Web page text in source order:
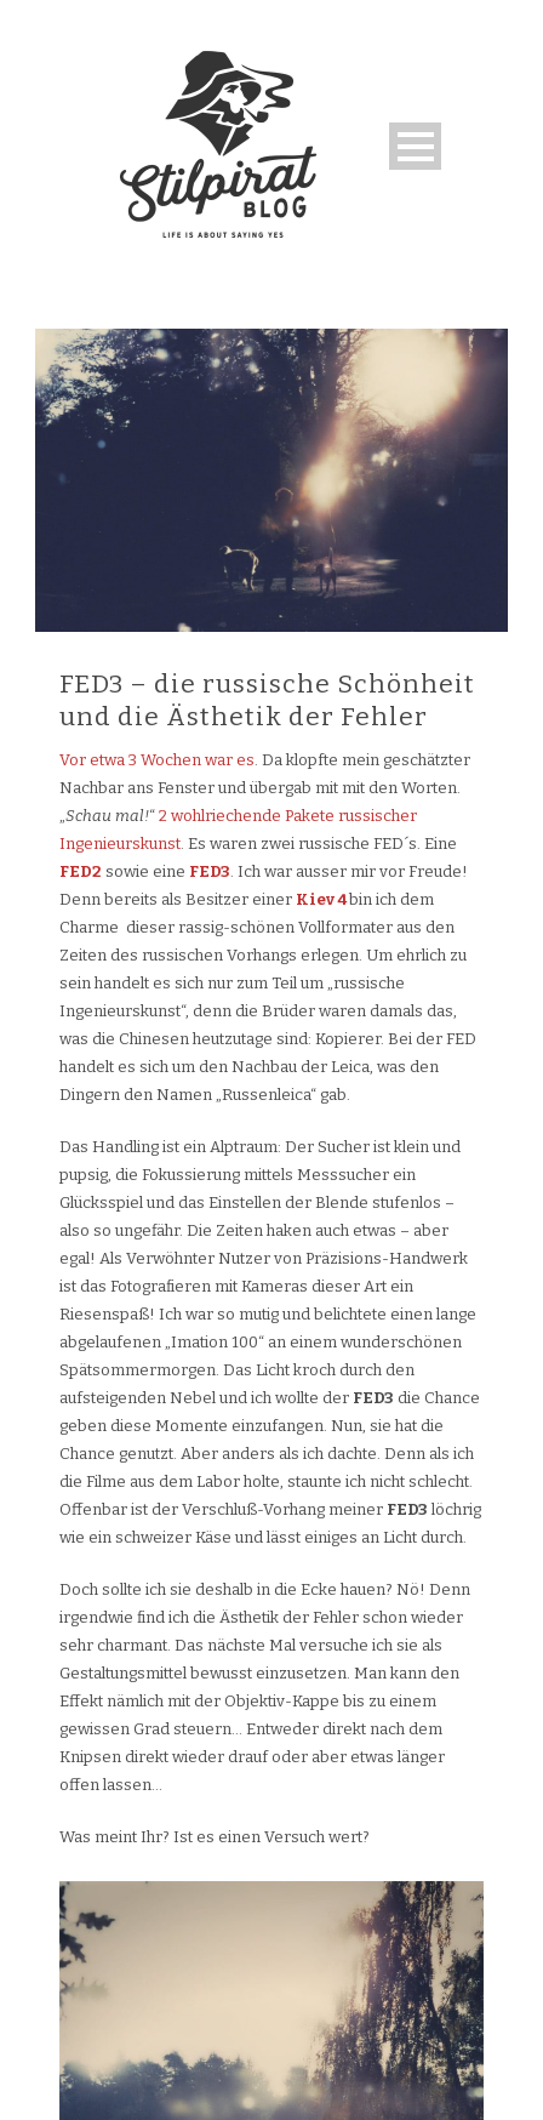
FED3 – die russische Schönheit
und die Ästhetik der Fehler
Vor etwa 3 Wochen war es . Da klopfte mein geschätzter
Nachbar ans Fenster und übergab mit mit den Worten.
Schau mal!“ 2 wohlriechende Pakete russischer
Ingenieurskunst . Es waren zwei russische FED´s. Eine
FED2 sowie eine FED3 . Ich war ausser mir vor Freude!
Denn bereits als Besitzer einer Kiev 4bin ich dem
Charme dieser rassig-schönen Vollformater aus den
Zeiten des russischen Vorhangs erlegen. Um ehrlich zu
sein handelt es sich nur zum Teil um „russische
Ingenieurskunst“, denn die Brüder waren damals das,
was die Chinesen heutzutage sind: Kopierer. Bei der FED
handelt es sich um den Nachbau der Leica, was den
Dingern den Namen „Russenleica“ gab.
Das Handling ist ein Alptraum: Der Sucher ist klein und
pupsig, die Fokussierung mittels Messsucher ein
Glücksspiel und das Einstellen der Blende stufenlos –
also so ungefähr. Die Zeiten haken auch etwas – aber
egal! Als Verwöhnter Nutzer von Präzisions-Handwerk
ist das Fotografieren mit Kameras dieser Art ein
Riesenspaß! Ich war so mutig und belichtete einen lange
abgelaufenen „Imation 100“ an einem wunderschönen
Spätsommermorgen. Das Licht kroch durch den
aufsteigenden Nebel und ich wollte der FED3 die Chance
geben diese Momente einzufangen. Nun, sie hat die
Chance genutzt. Aber anders als ich dachte. Denn als ich
die Filme aus dem Labor holte, staunte ich nicht schlecht.
Offenbar ist der Verschluß-Vorhang meiner FED3 löchrig
wie ein schweizer Käse und lässt einiges an Licht durch.
Doch sollte ich sie deshalb in die Ecke hauen? Nö! Denn
irgendwie find ich die Ästhetik der Fehler schon wieder
sehr charmant. Das nächste Mal versuche ich sie als
Gestaltungsmittel bewusst einzusetzen. Man kann den
Effekt nämlich mit der Objektiv-Kappe bis zu einem
gewissen Grad steuern… Entweder direkt nach dem
Knipsen direkt wieder drauf oder aber etwas länger
offen lassen…
Was meint Ihr? Ist es einen Versuch wert?